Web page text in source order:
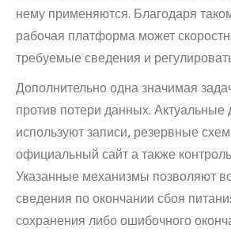
нему применяются. Благодаря
рабочая платформа может
требуемые сведения и
Дополнительно одна значимая
против потери данных.
используют записи, резервные
официальный сайт а также
Указанные механизмы позволяют
сведения по окончании сбоя
сохранения либо ошибочного